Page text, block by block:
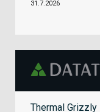
31.7.2026
Thermal